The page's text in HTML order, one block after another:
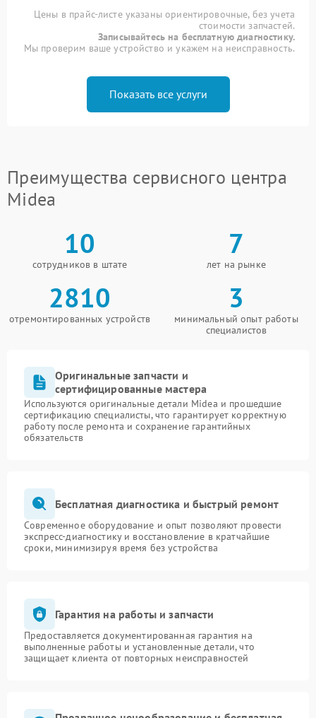
Цены в прайс-листе указаны ориентировочные, без учета
стоимости запчастей.
Записывайтесь на бесплатную диагностику.
Мы проверим ваше устройство и укажем на неисправность.
Показать все услуги
Преимущества сервисного центра
Midea
10
сотрудников в штате
7
лет на рынке
2810
отремонтированных устройств
3
минимальный опыт работы
специалистов
Оригинальные запчасти и
сертифицированные мастера
Используются оригинальные детали Midea и прошедшие
сертификацию специалисты, что гарантирует корректную
работу после ремонта и сохранение гарантийных
обязательств
Бесплатная диагностика и быстрый ремонт
Современное оборудование и опыт позволяют провести
экспресс-диагностику и восстановление в кратчайшие
сроки, минимизируя время без устройства
Гарантия на работы и запчасти
Предоставляется документированная гарантия на
выполненные работы и установленные детали, что
защищает клиента от повторных неисправностей